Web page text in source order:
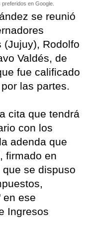
en Google.
se reunió
(Jujuy), Rodolfo
Valdés, de
fue calificado
las partes.
cita que tendrá
con los
adenda que
firmado en
se dispuso
en ese
Ingresos